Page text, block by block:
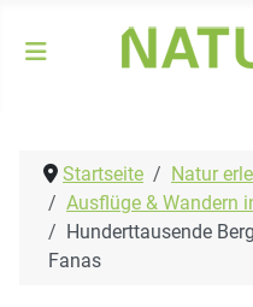
Startseite
Natur
Ausflüge & Wandern
Hunderttausende
Fanas